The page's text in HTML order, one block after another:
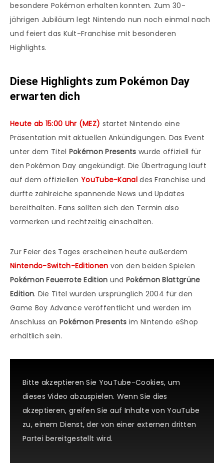
besondere Pokémon erhalten konnten. Zum 30-
jährigen Jubiläum legt Nintendo nun noch einmal nach
und feiert das Kult-Franchise mit besonderen
Highlights.
Diese Highlights zum Pokémon Day
erwarten dich
Heute ab 15:00 Uhr (MEZ) startet Nintendo eine
Präsentation mit aktuellen Ankündigungen. Das Event
unter dem Titel Pokémon Presents wurde offiziell für
den Pokémon Day angekündigt. Die Übertragung läuft
auf dem offiziellenYouTube-Kanaldes Franchise und
dürfte zahlreiche spannende News und Updates
bereithalten. Fans sollten sich den Termin also
vormerken und rechtzeitig einschalten.
Zur Feier des Tages erscheinen heute außerdem
Nintendo-Switch-Editionen von den beiden Spielen
Pokémon Feuerrote Edition und Pokémon Blattgrüne
Edition. Die Titel wurden ursprünglich 2004 für den
Game Boy Advance veröffentlicht und werden im
Anschluss an Pokémon Presents im Nintendo eShop
erhältlich sein.
Bitte akzeptieren Sie YouTube-Cookies, um
dieses Video abzuspielen. Wenn Sie dies
akzeptieren, greifen Sie auf Inhalte von YouTube
zu, einem Dienst, der von einer externen dritten
Partei bereitgestellt wird.